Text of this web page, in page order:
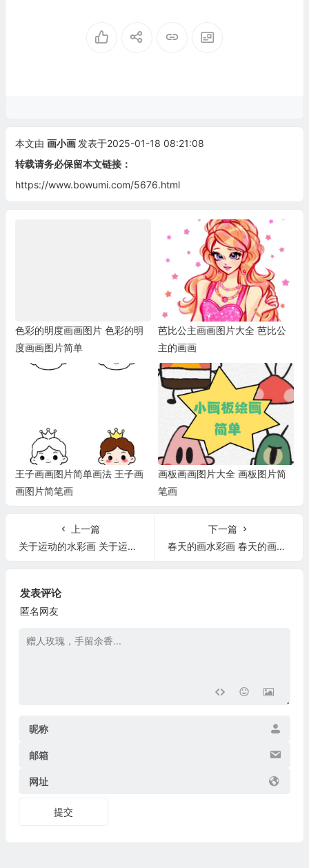
本文由 画小画 发表于2025-01-18 08:21:08
转载请务必保留本文链接：
https://www.bowumi.com/5676.html
色彩的明度画画图片 色彩的明
度画画图片简单
芭比公主画画图片大全 芭比公
主的画画
王子画画图片简单画法 王子画
画图片简笔画
画板画画图片大全 画板图片简
笔画
上一篇
关于运动的水彩画 关于运动的水彩画怎么画
下一篇
春天的画水彩画 春天的画水彩画图片
发表评论
匿名网友
昵称
邮箱
网址
提交